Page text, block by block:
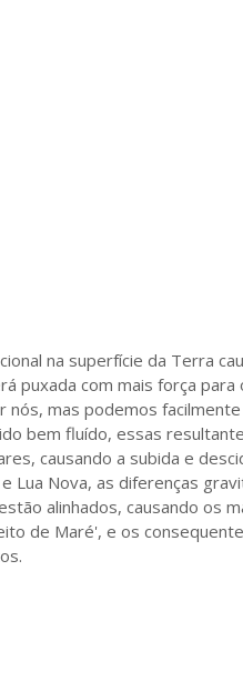
na superfície da Terra
puxada com mais força para
mas podemos
bem fluído, essas
causando a subida e
Lua Nova, as diferenças
alinhados, causando os
de Maré', e os